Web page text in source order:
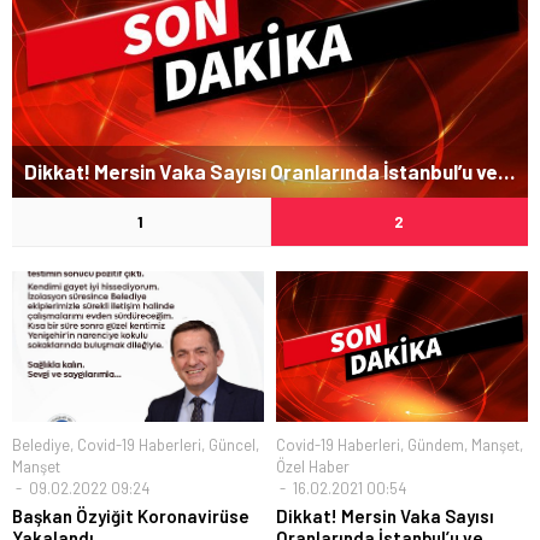
Dikkat! Mersin Vaka Sayısı Oranlarında İstanbul’u ve Ankara’yı Solladı…
1 2
Belediye, Covid-19 Haberleri, Güncel,
Manşet
09.02.2022 09:24
Başkan Özyiğit Koronavirüse
Covid-19 Haberleri, Gündem, Manşet,
Özel Haber
16.02.2021 00:54
Dikkat! Mersin Vaka Sayısı